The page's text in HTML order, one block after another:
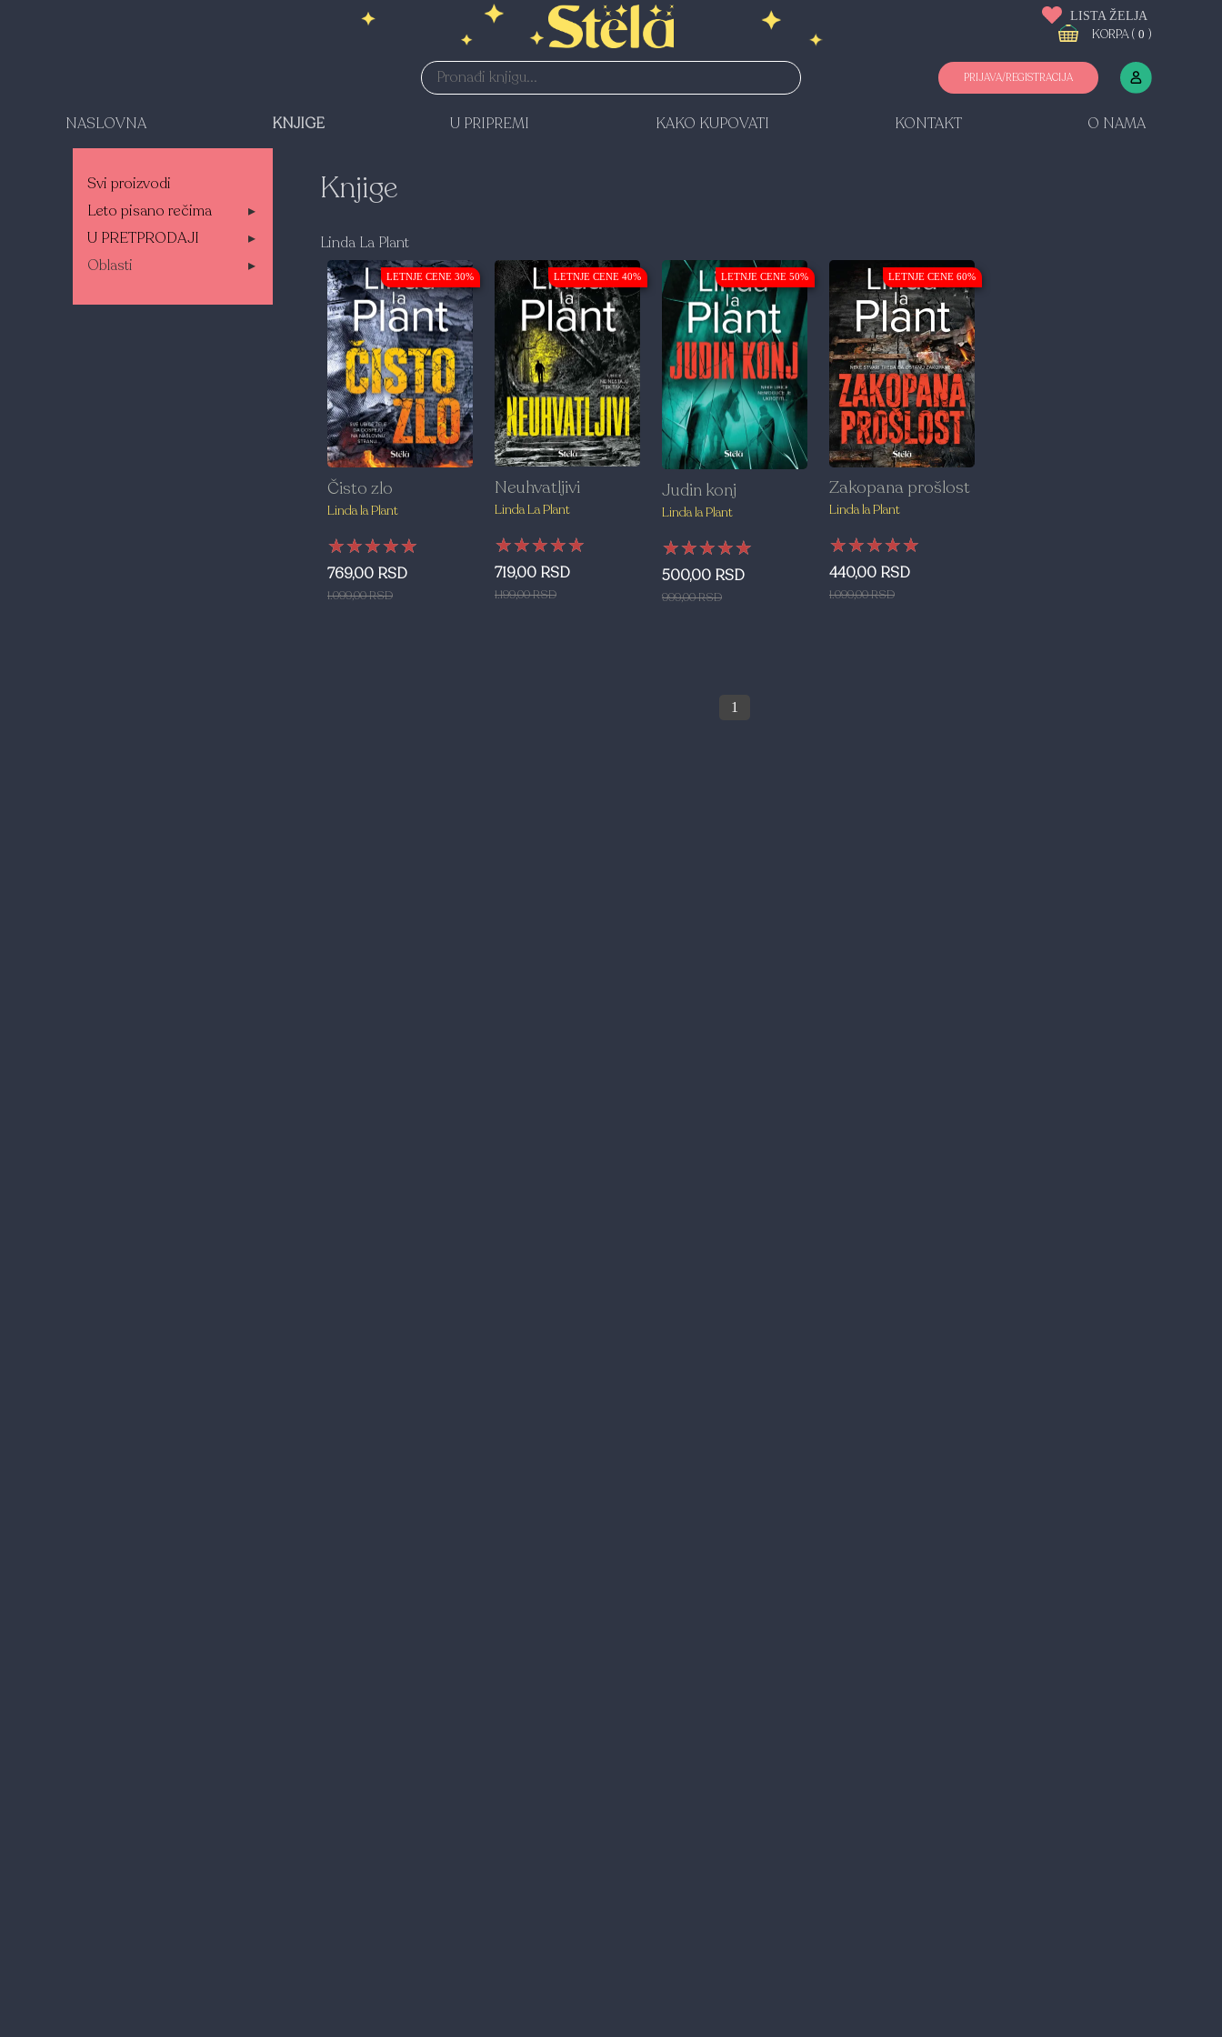
PRIJAVA/REGISTRACIJA
LISTA ŽELJA
KORPA ( 0 )
NASLOVNA KNJIGE U PRIPREMI KAKO KUPOVATI KONTAKT O NAMA
Svi proizvodi
Leto pisano rečima
▸
U PRETPRODAJI
▸
Oblasti
▸
Knjige
Linda La Plant
LETNJE CENE 30%
Čisto zlo
Linda la Plant
★★★★★
★★★★★
★★★★★
769,00 RSD
1.099,00 RSD
LETNJE CENE 40%
Neuhvatljivi
Linda La Plant
★★★★★
★★★★★
★★★★★
719,00 RSD
1.199,00 RSD
LETNJE CENE 50%
Judin konj
Linda la Plant
★★★★★
★★★★★
★★★★★
500,00 RSD
999,00 RSD
LETNJE CENE 60%
Zakopana prošlost
Linda la Plant
★★★★★
★★★★★
★★★★★
440,00 RSD
1.099,00 RSD
1